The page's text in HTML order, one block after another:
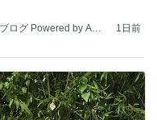
ログ Powered by Ame
1日前